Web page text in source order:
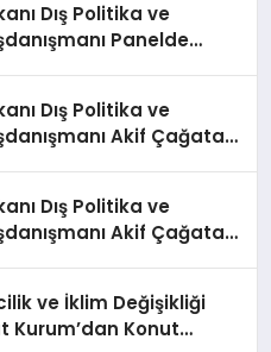
Dış Politika ve
Panelde
Dış Politika ve
Akif Çağatay
Dış Politika ve
Akif Çağatay
ve İklim Değişikliği
Kurum’dan Konut